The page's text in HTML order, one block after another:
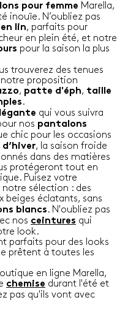
pour femme Marella,
inouïe. N’oubliez pas
lin, parfaits pour
en plein été, et notre
pour la saison la plus
trouverez des tenues
proposition
, patte d'éph, taille
.
qui vous suivra
nos pantalons
chic pour les occasions
, la saison froide
dans des matières
protégeront tout en
Puisez votre
sélection : des
beiges éclatants, sans
blancs . N'oubliez pas
nos ceintures qui
look.
parfaits pour des looks
prêtent à toutes les
en ligne Marella,
chemise durant l'été et
pas qu'ils vont avec